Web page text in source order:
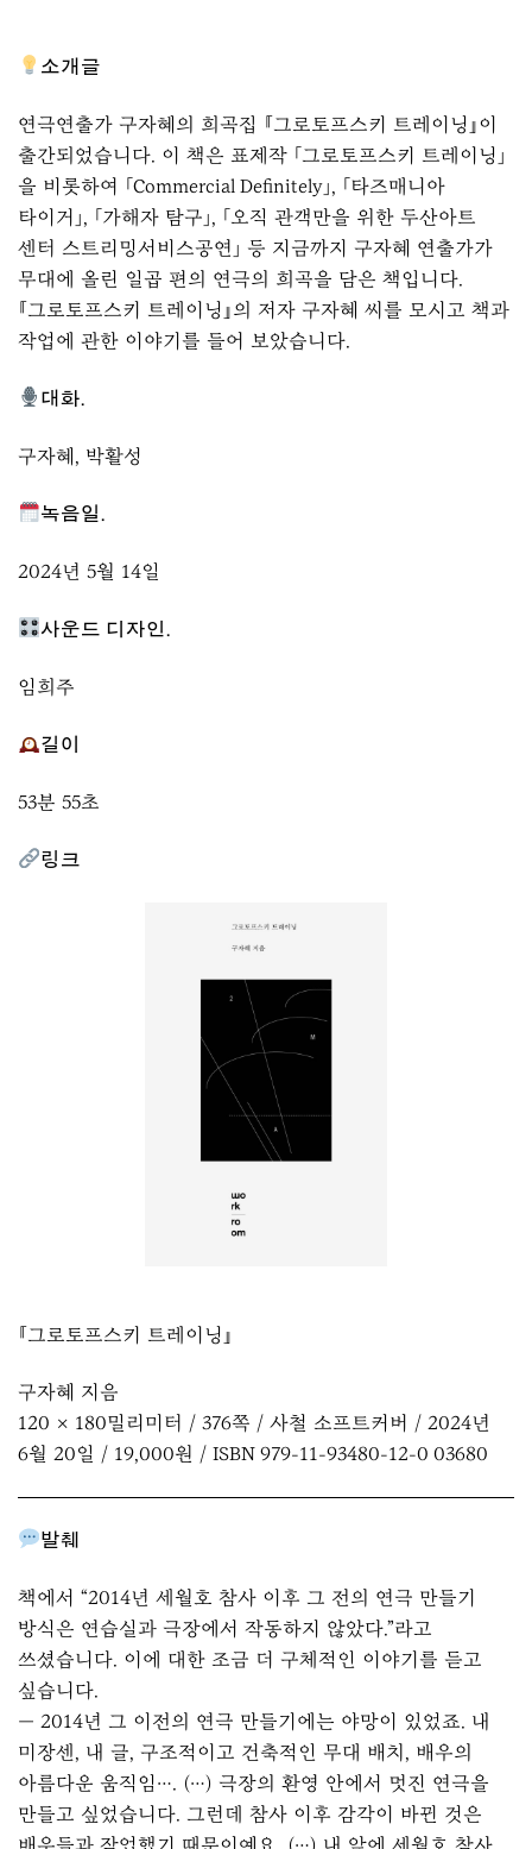
소개글
연극연출가 구자혜의 희곡집 『그로토프스키 트레이닝』이
출간되었습니다. 이 책은 표제작 「그로토프스키 트레이닝」
을 비롯하여 「Commercial Definitely」, 「타즈매니아
타이거」, 「가해자 탐구」, 「오직 관객만을 위한 두산아트
센터 스트리밍서비스공연」 등 지금까지 구자혜 연출가가
무대에 올린 일곱 편의 연극의 희곡을 담은 책입니다.
『그로토프스키 트레이닝』의 저자 구자혜 씨를 모시고 책과
작업에 관한 이야기를 들어 보았습니다.
대화.
구자혜, 박활성
녹음일.
2024년 5월 14일
사운드 디자인.
임희주
길이
53분 55초
링크
『그로토프스키 트레이닝』
구자혜 지음
120 × 180밀리미터 / 376쪽 / 사철 소프트커버 / 2024년
6월 20일 / 19,000원 / ISBN 979-11-93480-12-0 03680
발췌
책에서 “2014년 세월호 참사 이후 그 전의 연극 만들기
방식은 연습실과 극장에서 작동하지 않았다.”라고
쓰셨습니다. 이에 대한 조금 더 구체적인 이야기를 듣고
싶습니다.
— 2014년 그 이전의 연극 만들기에는 야망이 있었죠. 내
미장센, 내 글, 구조적이고 건축적인 무대 배치, 배우의
아름다운 움직임…. (…) 극장의 환영 안에서 멋진 연극을
만들고 싶었습니다. 그런데 참사 이후 감각이 바뀐 것은